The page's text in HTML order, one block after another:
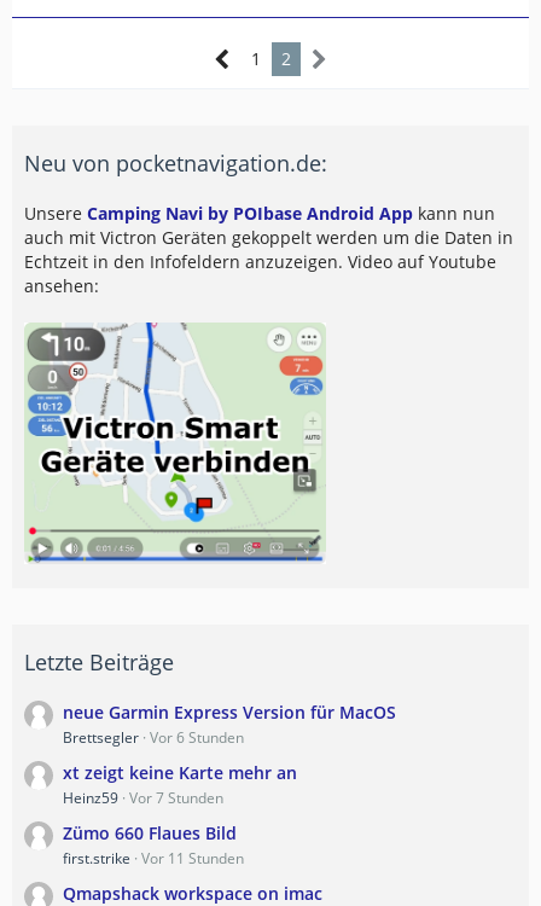
1 2
Neu von pocketnavigation.de:
Unsere Camping Navi by POIbase Android App kann nun
auch mit Victron Geräten gekoppelt werden um die Daten in
Echtzeit in den Infofeldern anzuzeigen. Video auf Youtube
ansehen:
Letzte Beiträge
neue Garmin Express Version für MacOS
Brettsegler Vor 6 Stunden
xt zeigt keine Karte mehr an
Heinz59 Vor 7 Stunden
Zümo 660 Flaues Bild
first.strike Vor 11 Stunden
Qmapshack workspace on imac